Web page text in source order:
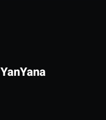
YanYana